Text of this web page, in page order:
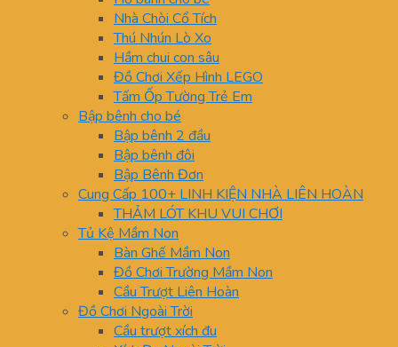
Nhà Chòi Cổ Tích
Thú Nhún Lò Xo
Hầm chui con sâu
Đồ Chơi Xếp Hình LEGO
Tấm Ốp Tường Trẻ Em
Bập bênh cho bé
Bập bênh 2 đầu
Bập bênh đôi
Bập Bênh Đơn
Cung Cấp 100+ LINH KIỆN NHÀ LIÊN HOÀN
THẢM LÓT KHU VUI CHƠI
Tủ Kệ Mầm Non
Bàn Ghế Mầm Non
Đồ Chơi Trường Mầm Non
Cầu Trượt Liên Hoàn
Đồ Chơi Ngoài Trời
Cầu trượt xích đu